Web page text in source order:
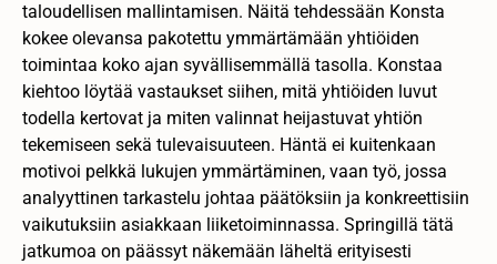
taloudellisen mallintamisen. Näitä tehdessään Konsta
kokee olevansa pakotettu ymmärtämään yhtiöiden
toimintaa koko ajan syvällisemmällä tasolla. Konstaa
kiehtoo löytää vastaukset siihen, mitä yhtiöiden luvut
todella kertovat ja miten valinnat heijastuvat yhtiön
tekemiseen sekä tulevaisuuteen. Häntä ei kuitenkaan
motivoi pelkkä lukujen ymmärtäminen, vaan työ, jossa
analyyttinen tarkastelu johtaa päätöksiin ja konkreettisiin
vaikutuksiin asiakkaan liiketoiminnassa. Springillä tätä
jatkumoa on päässyt näkemään läheltä erityisesti